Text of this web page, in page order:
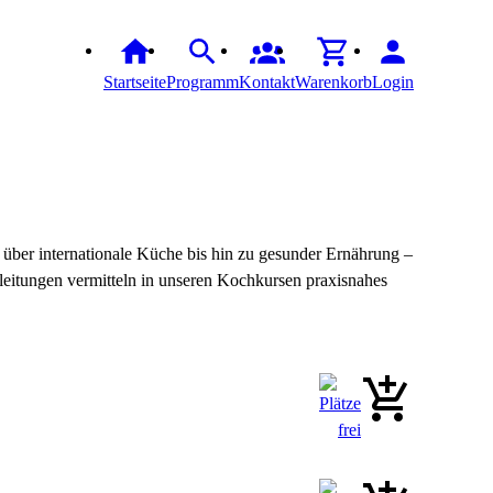
StartseiteProgrammKontaktWarenkorbLogin
internationale Küche bis hin zu gesunder Ernährung –
vermitteln in unseren Kochkursen praxisnahes